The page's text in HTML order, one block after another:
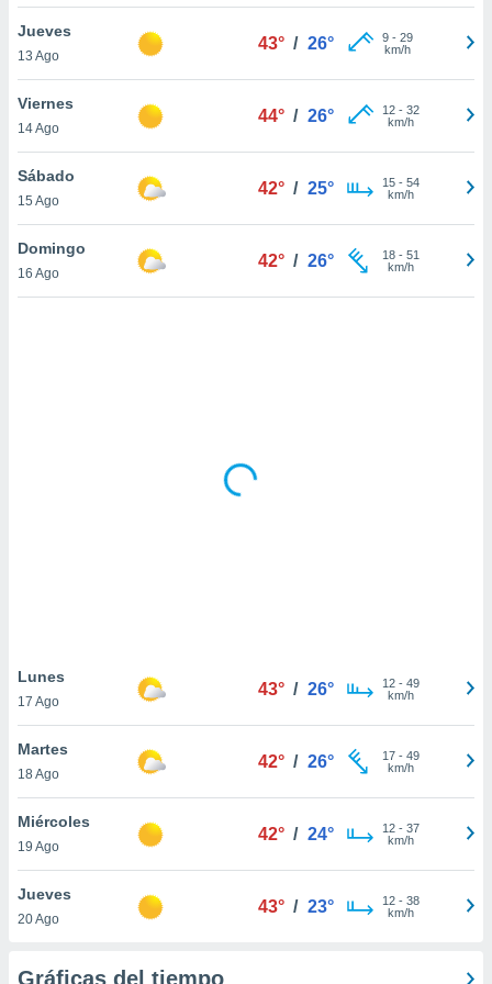
de
sitio
de que
sean
para
ni para
únicos
similares
como
IP
posible
traten tus
en
Para
Jueves
13 Ago
43° / 26° 9- 29
km/h
Viernes
14 Ago
44° / 26° 12- 32
km/h
Sábado
15 Ago
42° / 25° 15- 54
km/h
Domingo
16 Ago
42° / 26° 18- 51
km/h
Lunes
17 Ago
43° / 26° 12- 49
km/h
Martes
18 Ago
42° / 26° 17- 49
km/h
Miércoles
19 Ago
42° / 24° 12- 37
km/h
Jueves
20 Ago
43° / 23° 12- 38
km/h
Gráficas del tiempo